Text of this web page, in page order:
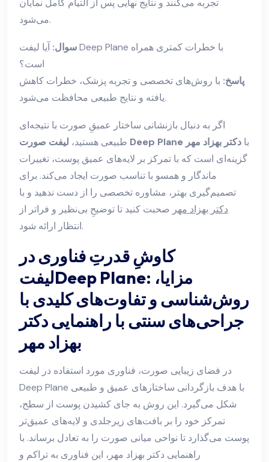
می‌شود.
سوال: آیا لیفت Deep Plane با خطرات کمتری همراه
است؟
پاسخ: با روش‌های تخصصی و تجربه پزشک، خطرات کاهش
یافته و نتایج طبیعی محافظت می‌شود.
اگر به دنبال بازنشانی ساختار عمیقِ صورت با نتیجه‌ای
طبیعی هستید، لیفت صورت Deep Plane با دکتر بهزاد مهر
گزینه‌ای است که با تمرکز بر لایه‌های عمیق پوست، تغییرات
ماندگار و همسو با تناسب صورت ایجاد می‌کند. برای
تصمیم‌گیری بهتر، مشاوره تخصصی را از دست ندهید و با
دکتر بهزاد مهر صحبت کنید تا توضیحِ بی‌نظیر و فراتر از
انتظار ارائه شود.
کاوشِ قدرتِ فناوری در
لیفتDeep Plane: مزایا،
روش‌شناسی و تفاوت‌های کلیدی با
جراحی‌های سنتی با راهنمایی دکتر
بهزاد مهر
در فضای زیبایی صورت، فناوری مورد استفاده در لیفت
Deep Plane با هدف بازگردانی ساختارهای عمیق و طبیعی
شکل می‌گیرد. این روش به جای کشیدن پوست از سطح،
تمرکز خود را بر بافت‌های زیرجلدی و لایه‌های عمیق‌تر
پوست می‌گذارد تا نواحی میانی صورت را به تعادل برساند. با
راهنمایی دکتر بهزاد مهر، این فناوری به تراکم و